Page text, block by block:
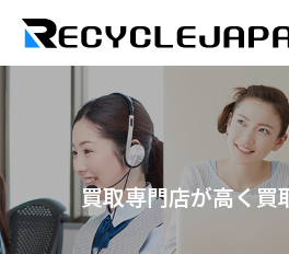
買取専門店が高く買